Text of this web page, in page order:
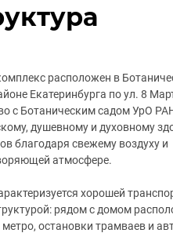
расположен в
Екатеринбурга по ул. 8
с Ботаническим садом УрО
душевному и духовному
благодаря свежему воздуху и
атмосфере.
хорошей
рядом с домом
остановки трамваев и